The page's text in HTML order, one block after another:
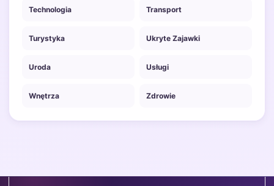
Technologia Transport
Turystyka Ukryte Zajawki
Uroda Usługi
Wnętrza Zdrowie